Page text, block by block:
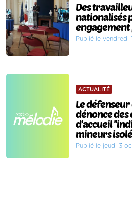
Des
nationalisés
engagement
Publié le vendredi
ACTUALITÉ
Le
dénonce
d'accueil
mineurs
Publié le jeudi 3